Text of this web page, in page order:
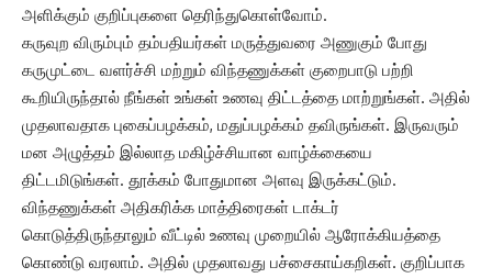
அளிக்கும் குறிப்புகளை தெரிந்துகொள்வோம்.
கருவுற விரும்பும் தம்பதியர்கள் மருத்துவரை அணுகும் போது
கருமுட்டை வளர்ச்சி மற்றும் விந்தணுக்கள் குறைபாடு பற்றி
கூறியிருந்தால் நீங்கள் உங்கள் உணவு திட்டத்தை மாற்றுங்கள். அதில்
முதலாவதாக புகைப்பழக்கம், மதுப்பழக்கம் தவிருங்கள். இருவரும்
மன அழுத்தம் இல்லாத மகிழ்ச்சியான வாழ்க்கையை
திட்டமிடுங்கள். தூக்கம் போதுமான அளவு இருக்கட்டும்.
விந்தணுக்கள் அதிகரிக்க மாத்திரைகள் டாக்டர்
கொடுத்திருந்தாலும் வீட்டில் உணவு முறையில் ஆரோக்கியத்தை
கொண்டு வரலாம். அதில் முதலாவது பச்சைகாய்கறிகள். குறிப்பாக